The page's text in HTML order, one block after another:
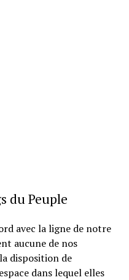
du Peuple
avec la ligne de notre
aucune de nos
disposition de
dans lequel elles